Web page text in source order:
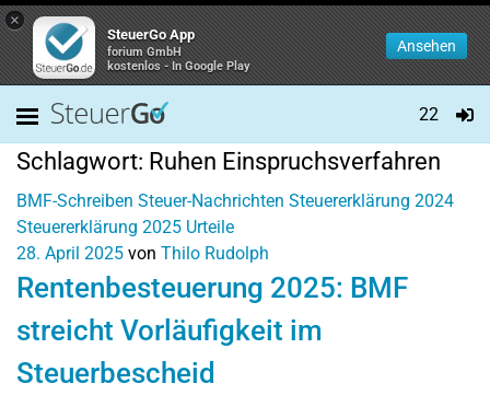
×
SteuerGo App
forium GmbH
kostenlos - In Google Play
Ansehen
22
Schlagwort: Ruhen Einspruchsverfahren
BMF-Schreiben Steuer-Nachrichten Steuererklärung 2024
Steuererklärung 2025 Urteile
28. April 2025 von Thilo Rudolph
Rentenbesteuerung 2025: BMF
streicht Vorläufigkeit im
Steuerbescheid